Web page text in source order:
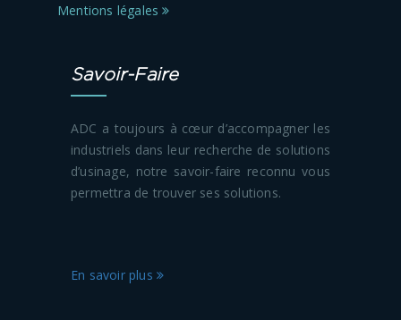
Mentions légales
Savoir-Faire
ADC a toujours à cœur d’accompagner les
industriels dans leur recherche de solutions
d’usinage, notre savoir-faire reconnu vous
permettra de trouver ses solutions.
En savoir plus